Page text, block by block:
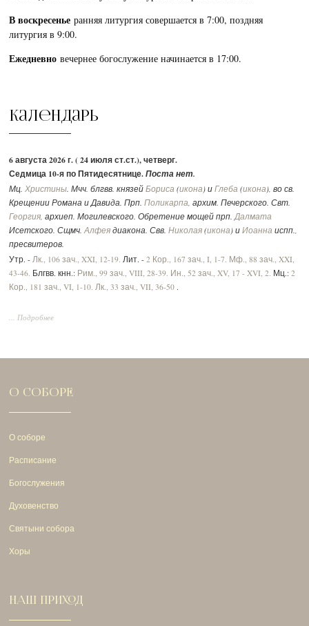
В воскресеньеранняя литургия совершается в 7:00, поздняя
литургия в 9:00.
Ежедневновечернее богослужение начинается в 17:00.
Календарь
6 августа 2026 г. ( 24 июля ст.ст.), четверг.
Седмица 10-я по Пятидесятнице.Поста нет.
Мц.Христины. Мчч. блгвв. князейБориса (икона) иГлеба (икона), во св.
Крещении Романа и Давида. Прп.Поликарпа, архим. Печерского. Свт.
Георгия, архиеп. Могилевского. Обретение мощей прп.Далмата
Исетского. Сщмч.Алфея диакона. Свв.Николая (икона) иИоанна испп.,
пресвитеров.
Утр. -Лк., 106 зач., XXI, 12-19. Лит. -2 Кор., 167 зач., I, 1-7. Мф., 88 зач., XXI,
43-46. Блгвв. кнн.: Рим., 99 зач., VIII, 28-39. Ин., 52 зач., XV, 17 - XVI, 2. Мц.:2
Кор., 181 зач., VI, 1-10. Лк., 33 зач., VII, 36-50 .
... Подробнее
О СОБОРЕ
О соборе
Расписание
Богослужения
Духовенство
Святыни собора
Хоры
НАШ ПРИХОД